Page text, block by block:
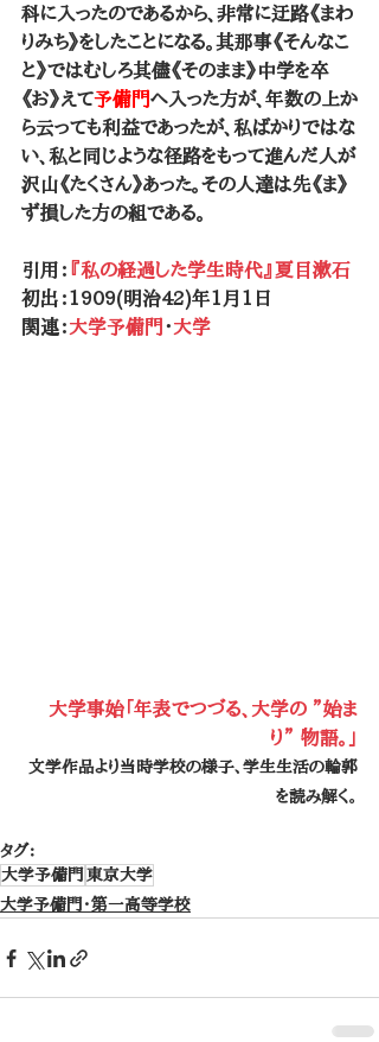
科に入ったのであるから、非常に迂路《まわ
りみち》をしたことになる。其那事《そんなこ
と》ではむしろ其儘《そのまま》中学を卒
《お》えて予備門へ入った方が、年数の上か
ら云っても利益であったが、私ばかりではな
い、私と同じような径路をもって進んだ人が
沢山《たくさん》あった。その人達は先《ま》
ず損した方の組である。
引用： 『私の経過した学生時代』夏目漱石
初出：1909(明治42)年1月1日
関連：大学予備門 ・大学
大学事始「年表でつづる、大学の ”始ま
り” 物語。」
文学作品より当時学校の様子、学生生活の輪郭
を読み解く。
タグ：
大学予備門 東京大学
大学予備門・第一高等学校